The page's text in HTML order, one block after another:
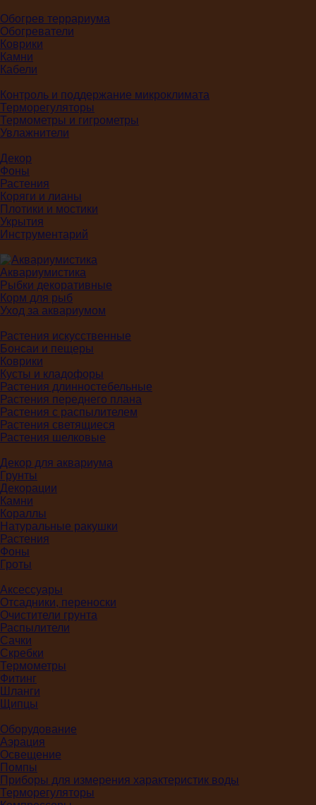
Обогрев террариума
Обогреватели
Коврики
Камни
Кабели
Контроль и поддержание микроклимата
Терморегуляторы
Термометры и гигрометры
Увлажнители
Декор
Фоны
Растения
Коряги и лианы
Плотики и мостики
Укрытия
Инструментарий
Аквариумистика
Рыбки декоративные
Корм для рыб
Уход за аквариумом
Растения искусственные
Бонсаи и пещеры
Коврики
Кусты и кладофоры
Растения длинностебельные
Растения переднего плана
Растения с распылителем
Растения светящиеся
Растения шелковые
Декор для аквариума
Грунты
Декорации
Камни
Кораллы
Натуральные ракушки
Растения
Фоны
Гроты
Аксессуары
Отсадники, переноски
Очистители грунта
Распылители
Сачки
Скребки
Термометры
Фитинг
Шланги
Щипцы
Оборудование
Аэрация
Освещение
Помпы
Приборы для измерения характеристик воды
Терморегуляторы